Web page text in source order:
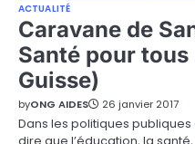
ACTUALITÉ
Caravane de
Santé pour tous
Guisse)
byONG AIDES 26 janvier 2017
Dans les politiques